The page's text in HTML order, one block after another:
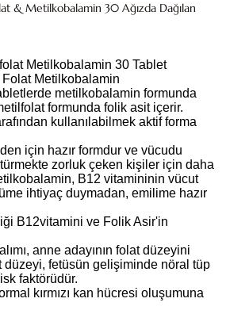
& Metilkobalamin 30 Ağızda Dağılan
Metilkobalamin 30 Tablet
Metilkobalamin
metilkobalamin formunda
formunda folik asit içerir.
kullanılabilmek aktif forma
için hazır formdur ve vücudu
zorluk çeken kişiler için daha
B12 vitamininin vücut
ihtiyaç duymadan, emilime hazır
B12vitamini ve Folik Asir'in
anne adayının folat düzeyini
düzeyi, fetüsün gelişiminde nöral tüp
faktörüdür.
kırmızı kan hücresi oluşumuna